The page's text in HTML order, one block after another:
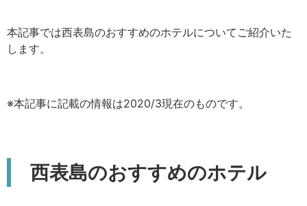
本記事では西表島のおすすめのホテルについてご紹介いた
します。
※本記事に記載の情報は2020/3現在のものです。
西表島のおすすめのホテル